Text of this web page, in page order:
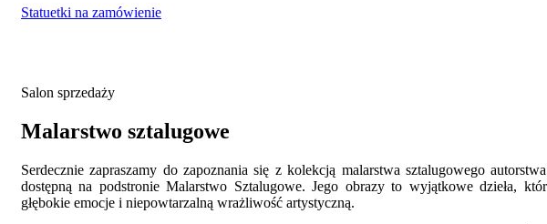
Statuetki na zamówienie
Salon sprzedaży
Malarstwo sztalugowe
Serdecznie zapraszamy do zapoznania się z kolekcją malarstwa sztalugowego
dostępną na podstronie Malarstwo Sztalugowe. Jego obrazy to wyjątkowe dzieła,
głębokie emocje i niepowtarzalną wrażliwość artystyczną.